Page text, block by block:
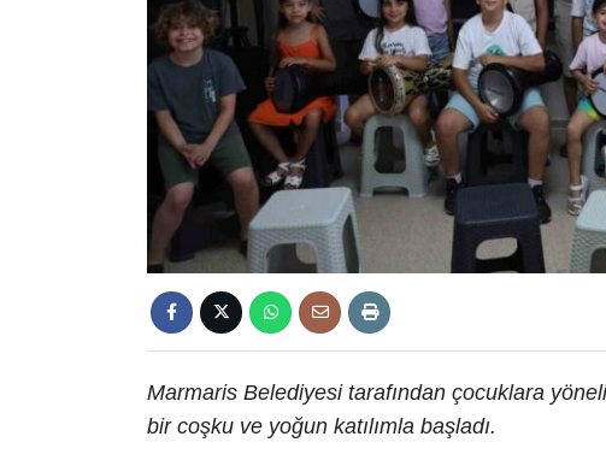
Marmaris Belediyesi tarafından çocuklara
bir coşku ve yoğun katılımla başladı.